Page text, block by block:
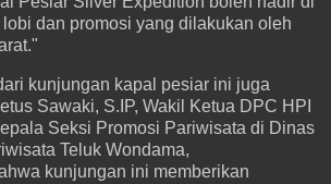
dan promosi yang dilakukan oleh
kunjungan kapal pesiar ini juga
Sawaki, S.IP, Wakil Ketua DPC HPI
Seksi Promosi Pariwisata di Dinas
Teluk Wondama,
kunjungan ini memberikan